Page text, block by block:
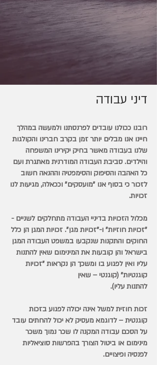
דיני עבודה
רובנו ככולנו עובדים לפרנסתנו ולמעשה במהלך
חיינו אנו מבלים יותר זמן בקרב חברינו והקולגות
שלנו בעבודה מאשר בחיק יקירינו המשפחה
והילדים. סביבת העבודה המודרנית מאתגרת ועם
כל האהבה והסיפוק והסימפטיה וההנאה חשוב
לזכור כי בסוף אנו "מועסקים" וככאלה, מגיעות לנו
זכויות.
מכלול הזכויות בדיניי העבודה מתחלקים לשניים -
"זכויות חוזיות" ו-"זכויות מגן". זכויות המגן הן כלל
החוקים והתקנות שנקבעו במשפט העבודה המגן
בישראל והן קובעות את המינימום שאין להתנות
עליו ואין לפגוע בו ומשכך הן נקראות "זכויות
קוגנטיות" (קוגנטי – שאין
להתנות עליו).
זכות חוזית למשל אינה יכולה לפגוע בזכות
קוגנטית – לדוגמא מעסיק לא יכול להחתים עובד
על הסכם עבודה המקנה לו שכר נמוך משכר
מינימום או ביטול הצורך בהפרשות סוציאליות
לפנסיה ופיצויים.